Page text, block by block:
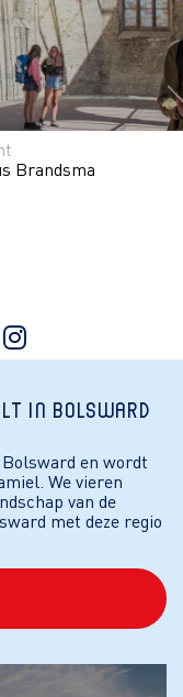
Brandsma
in Bolsward
en wordt
We vieren
van de
met deze regio